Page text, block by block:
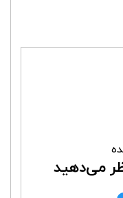
می‌دهید